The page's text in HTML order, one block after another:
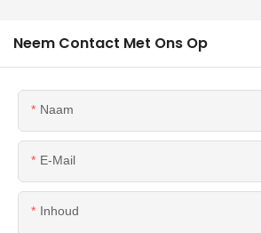
Neem Contact Met Ons Op
Naam
E-Mail
Inhoud